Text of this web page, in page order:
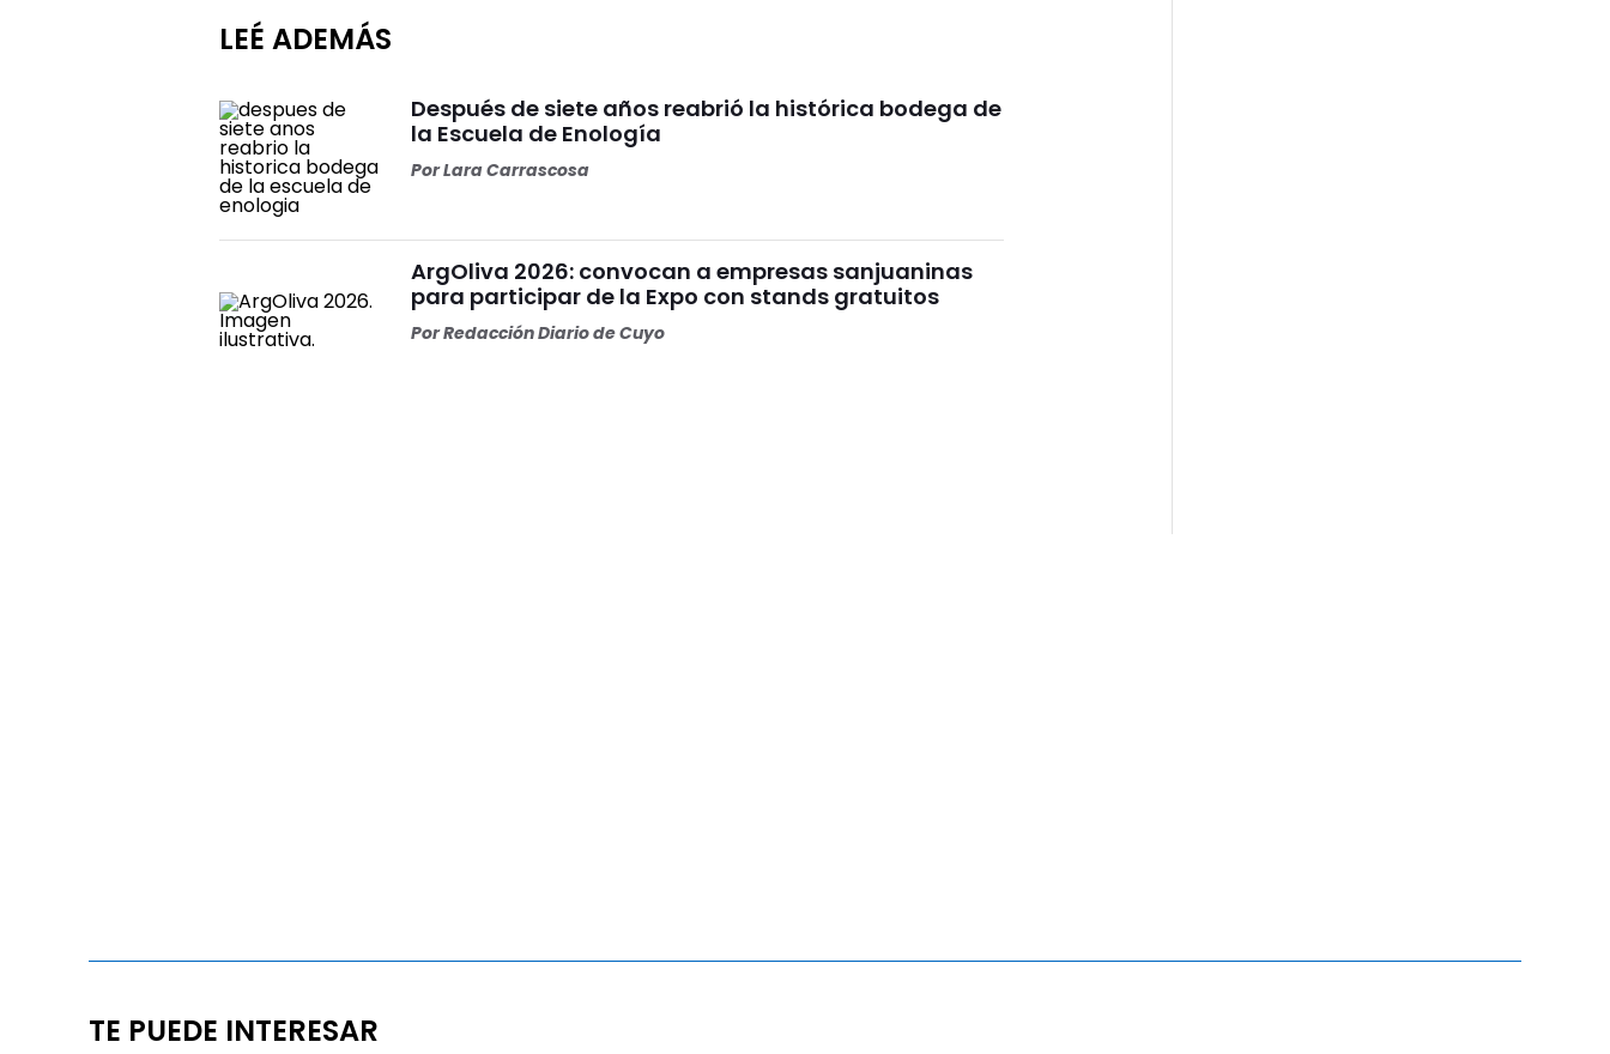
LEÉ ADEMÁS
Después de siete años reabrió la histórica bodega de
la Escuela de Enología
PorLara Carrascosa
ArgOliva 2026: convocan a empresas sanjuaninas
para participar de la Expo con stands gratuitos
PorRedacción Diario de Cuyo
TE PUEDE INTERESAR